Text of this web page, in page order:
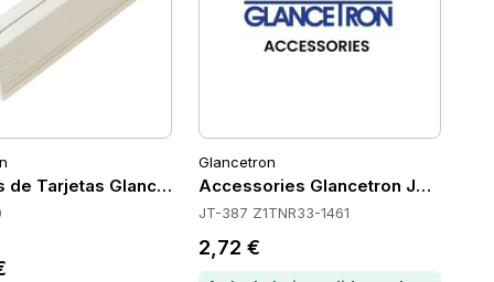
de Tarjetas Glancetron 1290
Glancetron
Accessories Glancetron JT-387-
JT-387 Z1TNR33-1461
2,72 €